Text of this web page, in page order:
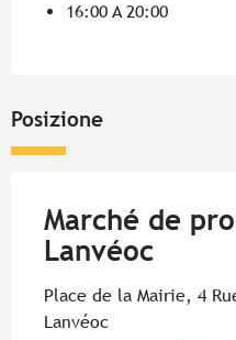
16:00 A 20:00
Posizione
Marché de
Lanvéoc
Place de la Mairie, 4
Lanvéoc